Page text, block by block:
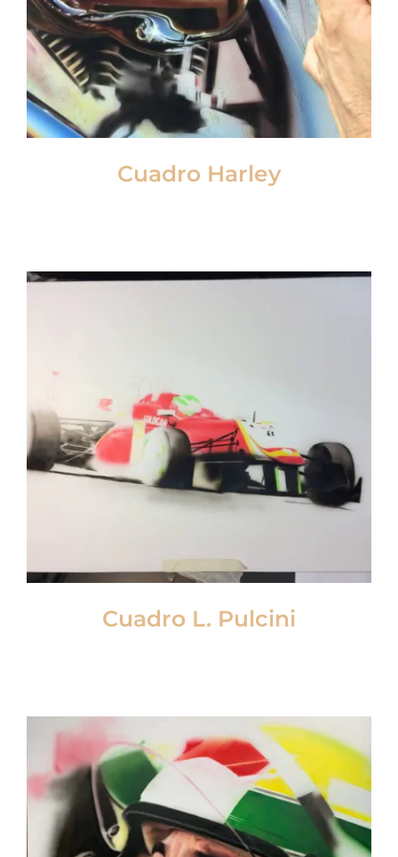
Cuadro Harley
Cuadro L. Pulcini